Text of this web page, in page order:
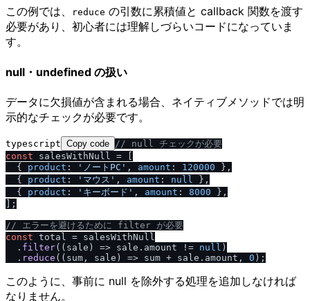
この例では、 reduce の引数に累積値と callback 関数を渡す
必要があり、初心者には理解しづらいコードになっていま
す。
null・undefined の扱い
データに欠損値が含まれる場合、ネイティブメソッドでは明
示的なチェックが必要です。
typescript Copy code / / null チェックが必要
const salesWithNull = [
  {
product : 'ノートPC' , amount : 120000 },
  {
product : 'マウス' , amount : null
},
  {
product : 'キーボード' , amount : 8000 },
];
/ / エラーを避けるために filter が必要
const total = salesWithNull
  .
filter( ( sale ) => sale. amount != null )
  .
reduce ( ( sum, sale ) => sum + sale. amount , 0
このように、事前に null を除外する処理を追加しなければ
なりません。